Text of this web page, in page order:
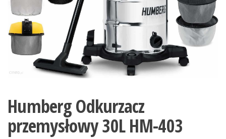
Humberg Odkurzacz
przemysłowy 30L HM-403